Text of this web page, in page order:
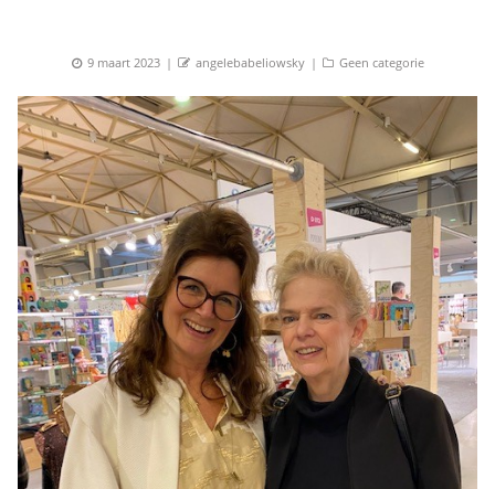
Posted
9 maart 2023 Author
angelebabeliowsky Categories
Geen categorie